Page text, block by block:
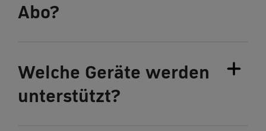
Abo?
Welche Geräte werden
unterstützt?